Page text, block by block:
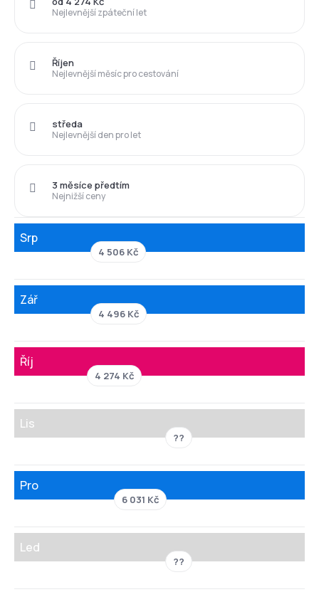
Nejlevnější zpáteční let
Nejlevnější měsíc pro cestování
Říjen
Nejlevnější den pro let
středa
Nejnižší ceny
3 měsíce předtím
Srp
4 506 Kč
Zář
4 496 Kč
Říj
4 274 Kč
Lis
??
Pro
6 031 Kč
Led
??